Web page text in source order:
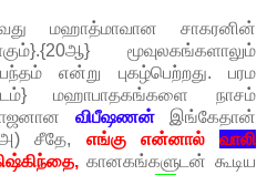
மஹாத்மாவான சாகரனின்
மூவுலகங்களாலும்
என்று புகழ்பெற்றது. பரம
மஹாபாதகங்களை நாசம்
விபீஷணன்இங்கேதான்
சீதே, எங்கு என்னால்வாலி
கானகங்களுடன் கூடிய